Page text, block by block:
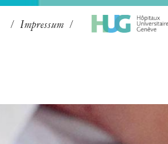
Impressum